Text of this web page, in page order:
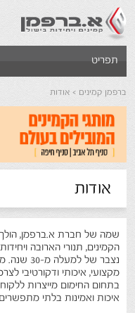
תפריט
ברפמן קמינים אודות
אודות
שמה של חברת א.ברפמן, הולך
הקמינים, תנורי הארובה
נצבר של
מקצועי, איכותי ודקורטיבי
בתחום החימום מייצרות
איכות ואמינות בלתי